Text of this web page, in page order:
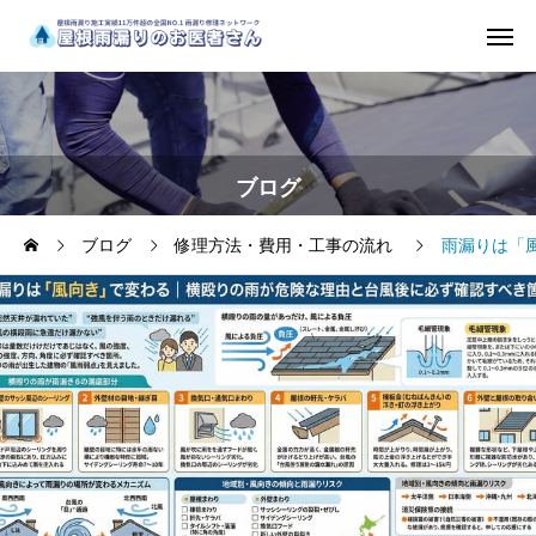
ブログ
ブログ 修理方法・費用・工事の流れ 雨漏りは「